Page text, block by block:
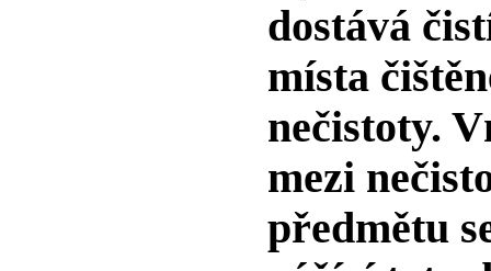
dostává
místa
nečistoty.
mezi
předmětu